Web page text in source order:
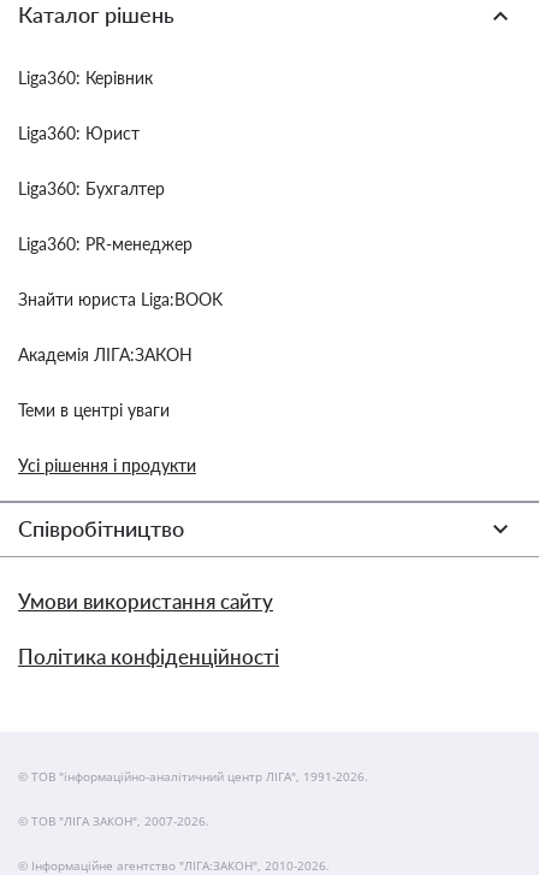
Каталог рішень
Liga360: Керівник
Liga360: Юрист
Liga360: Бухгалтер
Liga360: PR-менеджер
Знайти юриста Liga:BOOK
Академія ЛІГА:ЗАКОН
Теми в центрі уваги
Усі рішення і продукти
Співробітництво
Умови використання сайту
Політика конфіденційності
© ТОВ "інформаційно-аналітичний центр ЛІГА", 1991-2026.
© ТОВ "ЛІГА ЗАКОН", 2007-2026.
© Інформаційне агентство "ЛІГА:ЗАКОН", 2010-2026.